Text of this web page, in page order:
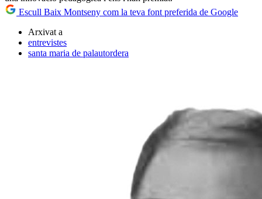
Escull Baix Montseny com la teva font preferida de Google
Arxivat a
entrevistes
santa maria de palautordera